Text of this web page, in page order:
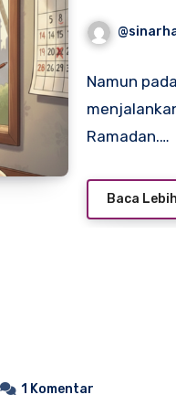
Namun
Ramadan.…
Baca
1 Komentar